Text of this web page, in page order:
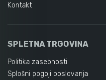
Kontakt
SPLETNA TRGOVINA
Politika zasebnosti
Splošni pogoji poslovanja